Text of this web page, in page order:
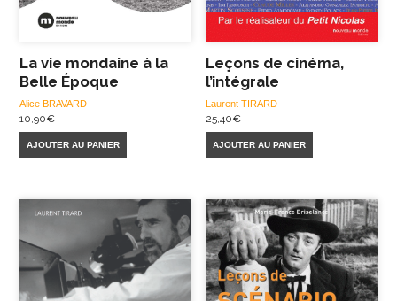
La vie mondaine à la
Belle Époque
Alice BRAVARD
10,90€
AJOUTER AU PANIER
Leçons de cinéma,
l’intégrale
Laurent TIRARD
25,40€
AJOUTER AU PANIER